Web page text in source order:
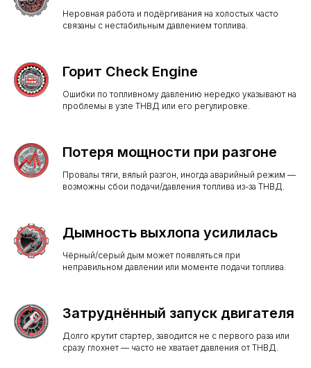
Неровная работа и подёргивания на холостых часто
связаны с нестабильным давлением топлива.
Горит Check Engine
Ошибки по топливному давлению нередко указывают на
проблемы в узле ТНВД или его регулировке.
Потеря мощности при разгоне
Провалы тяги, вялый разгон, иногда аварийный режим —
возможны сбои подачи/давления топлива из-за ТНВД.
Дымность выхлопа усилилась
Чёрный/серый дым может появляться при
неправильном давлении или моменте подачи топлива.
Затруднённый запуск двигателя
Долго крутит стартер, заводится не с первого раза или
сразу глохнет — часто не хватает давления от ТНВД.